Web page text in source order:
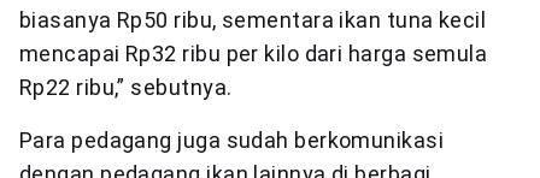
biasanya Rp50 ribu, sementara ikan tuna kecil
mencapai Rp32 ribu per kilo dari harga semula
Rp22 ribu,” sebutnya.
Para pedagang juga sudah berkomunikasi